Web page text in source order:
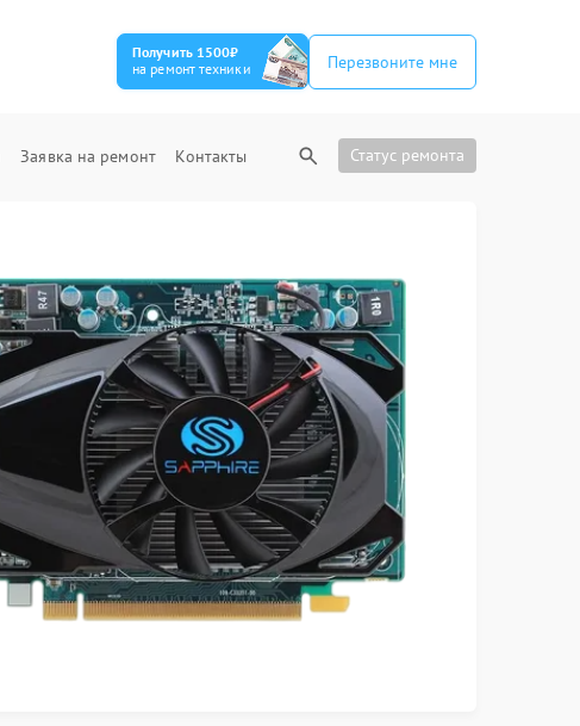
Получить 1500₽
на ремонт техники
Перезвоните мне
Заявка на ремонт Контакты Статус ремонта